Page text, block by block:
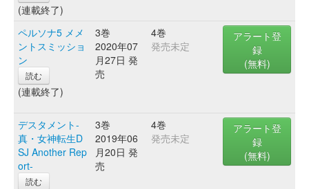
(連載終了)
ペルソナ5 メメ
ントスミッショ
ン
読む
(連載終了)
3巻
2020年07
月27日 発
売
4巻
発売未定
アラート登
録
(無料)
デスタメント-
真・女神転生D
SJ Another Rep
ort-
読む
3巻
2019年06
月20日 発
売
4巻
発売未定
アラート登
録
(無料)